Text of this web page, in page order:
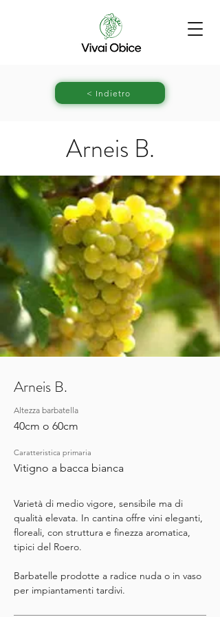
< Indietro
Arneis B.
Arneis B.
Altezza barbatella
40cm o 60cm
Caratteristica primaria
Vitigno a bacca bianca
Varietà di medio vigore, sensibile ma di
qualità elevata. In cantina offre vini eleganti,
floreali, con struttura e finezza aromatica,
tipici del Roero.
Barbatelle prodotte a radice nuda o in vaso
per impiantamenti tardivi.